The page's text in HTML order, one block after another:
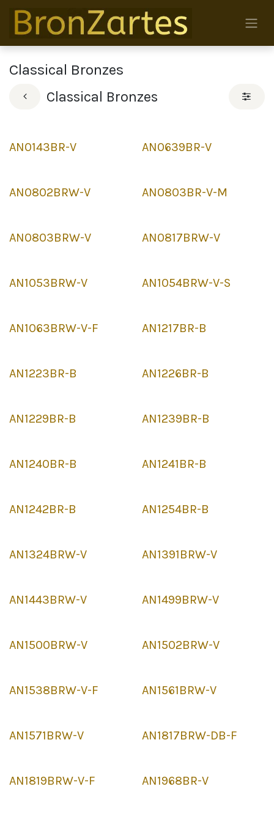
Classical Bronzes
Classical Bronzes
AN0143BR-V AN0639BR-V
AN0802BRW-V AN0803BR-V-M
AN0803BRW-V AN0817BRW-V
AN1053BRW-V AN1054BRW-V-S
AN1063BRW-V-F AN1217BR-B
AN1223BR-B AN1226BR-B
AN1229BR-B AN1239BR-B
AN1240BR-B AN1241BR-B
AN1242BR-B AN1254BR-B
AN1324BRW-V AN1391BRW-V
AN1443BRW-V AN1499BRW-V
AN1500BRW-V AN1502BRW-V
AN1538BRW-V-F AN1561BRW-V
AN1571BRW-V AN1817BRW-DB-F
AN1819BRW-V-F AN1968BR-V